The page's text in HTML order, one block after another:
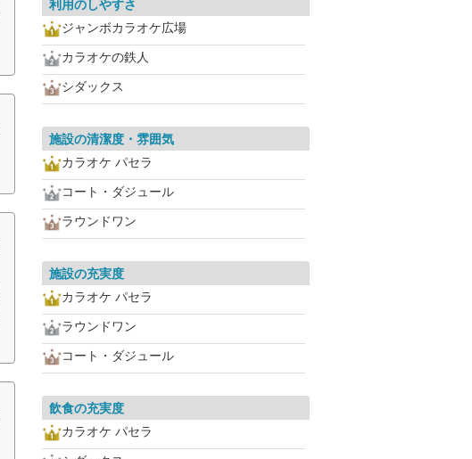
利用のしやすさ
ジャンボカラオケ広場
カラオケの鉄人
シダックス
施設の清潔度・雰囲気
カラオケ パセラ
コート・ダジュール
ラウンドワン
施設の充実度
カラオケ パセラ
ラウンドワン
コート・ダジュール
飲食の充実度
カラオケ パセラ